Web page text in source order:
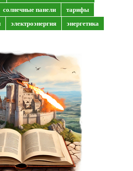
солнечные панели
тарифы
электроэнергия энергетика